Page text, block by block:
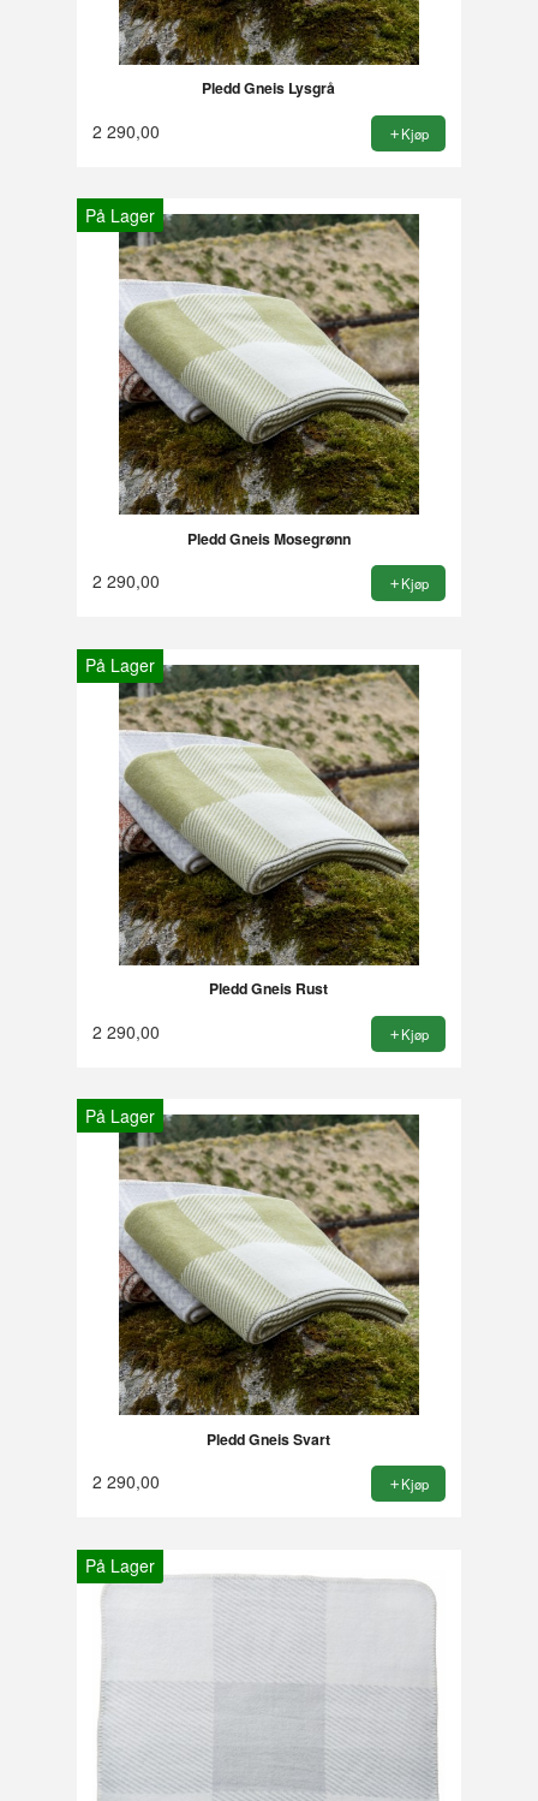
Pledd Gneis Lysgrå
2 290,00 Kjøp
På Lager
Pledd Gneis Mosegrønn
2 290,00 Kjøp
På Lager
Pledd Gneis Rust
2 290,00 Kjøp
På Lager
Pledd Gneis Svart
2 290,00 Kjøp
På Lager